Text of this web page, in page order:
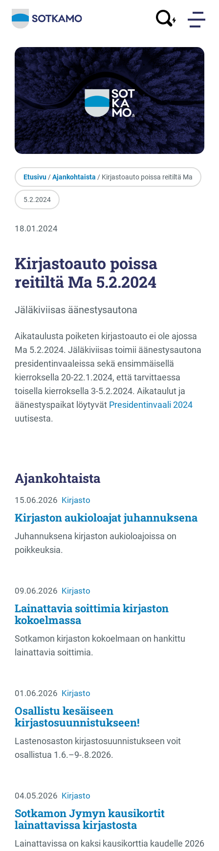
Etusivu/Ajankohtaista / Kirjastoauto poissa reitiltä Ma
5.2.2024
18.01.2024
Kirjastoauto poissa
reitiltä Ma 5.2.2024
Jäläkiviisas äänestysautona
Aikataulusta poiketen kirjastoauto ei ole ajossa
Ma 5.2.2024. Jäläkiviisas toimii äänestysautona
presidentinvaaleissa sekä ensimmäisellä
kierroksella 20-22.1.2024, että tarvittaessa
toisella kierroksella 3-5.2.2024. Aikataulut ja
äänestyspaikat löytyvät Presidentinvaali 2024
uutisesta.
Ajankohtaista
15.06.2026 Kirjasto
Kirjaston aukioloajat juhannuksena
Juhannuksena kirjaston aukioloajoissa on
poikkeuksia.
09.06.2026 Kirjasto
Lainattavia soittimia kirjaston
kokoelmassa
Sotkamon kirjaston kokoelmaan on hankittu
lainattavia soittimia.
01.06.2026 Kirjasto
Osallistu kesäiseen
kirjastosuunnistukseen!
Lastenosaston kirjastosuunnistukseen voit
osallistua 1.6.–9-.8.2026.
04.05.2026 Kirjasto
Sotkamon Jymyn kausikortit
lainattavissa kirjastosta
Lainattavissa on kaksi kausikorttia kaudelle 2026